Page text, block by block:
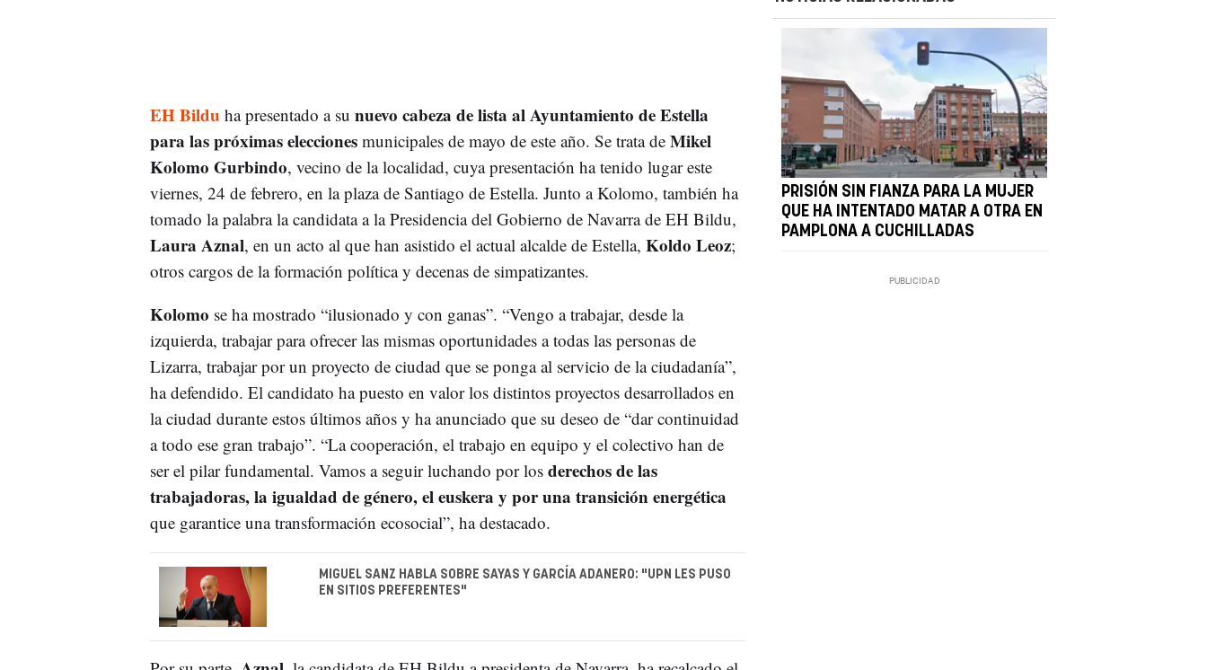
EH Bildu ha presentado a su nuevo cabeza de lista al Ayuntamiento de Estella
para las próximas eleccionesmunicipales de mayo de este año. Se trata de Mikel
Kolomo Gurbindo, vecino de la localidad, cuya presentación ha tenido lugar este
viernes, 24 de febrero, en la plaza de Santiago de Estella. Junto a Kolomo, también ha
tomado la palabra la candidata a la Presidencia del Gobierno de Navarra de EH Bildu,
Laura Aznal, en un acto al que han asistido el actual alcalde de Estella, Koldo Leoz;
otros cargos de la formación política y decenas de simpatizantes.
Kolomo se ha mostrado “ilusionado y con ganas”. “Vengo a trabajar, desde la
izquierda, trabajar para ofrecer las mismas oportunidades a todas las personas de
Lizarra, trabajar por un proyecto de ciudad que se ponga al servicio de la ciudadanía”,
ha defendido. El candidato ha puesto en valor los distintos proyectos desarrollados en
la ciudad durante estos últimos años y ha anunciado que su deseo de “dar continuidad
a todo ese gran trabajo”. “La cooperación, el trabajo en equipo y el colectivo han de
ser el pilar fundamental. Vamos a seguir luchando por los derechos de las
trabajadoras, la igualdad de género, el euskera y por una transición energética
que garantice una transformación ecosocial”, ha destacado.
MIGUEL SANZ HABLA SOBRE SAYAS Y GARCÍA ADANERO: "UPN LES PUSO
EN SITIOS PREFERENTES"
PRISIÓN SIN FIANZA PARA LA MUJER
QUE HA INTENTADO MATAR A OTRA EN
PAMPLONA A CUCHILLADAS